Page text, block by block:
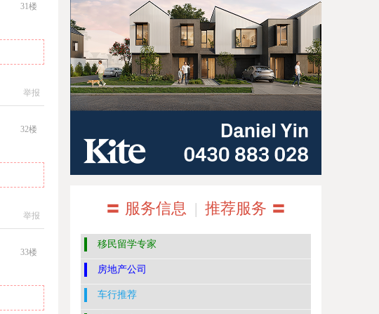
31楼
举报
32楼
举报
33楼
〓 服务信息 | 推荐服务 〓
移民留学专家
房地产公司
车行推荐